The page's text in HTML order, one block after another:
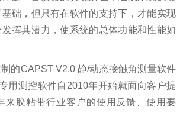
础，但只有在软件的支持下，才能实现
挥其潜力，使系统的总体功能和性能如
的CAPST V2.0 静/动态接触角测量软件
用测控软件自2010年开始就面向客户提
来胶粘带行业客户的使用反馈、使用要